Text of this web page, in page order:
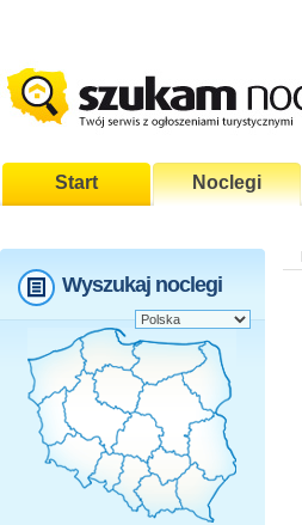
Start Noclegi
Wyszukaj noclegi